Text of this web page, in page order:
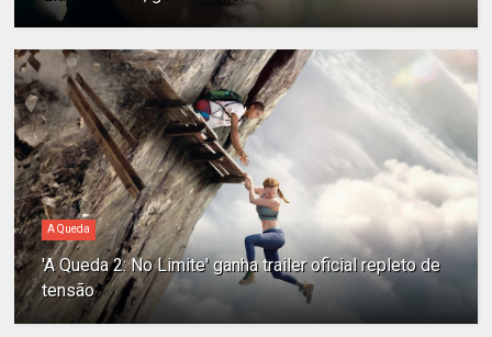
A Queda
'A Queda 2: No Limite' ganha trailer oficial repleto de
tensão